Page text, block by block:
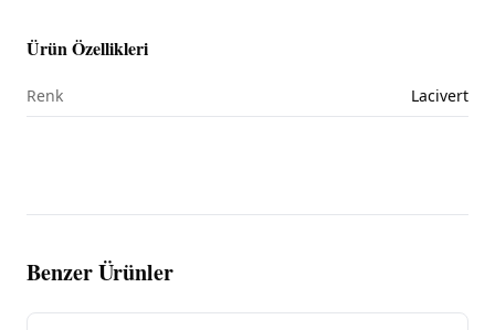
Ürün Özellikleri
Renk Lacivert
Benzer Ürünler